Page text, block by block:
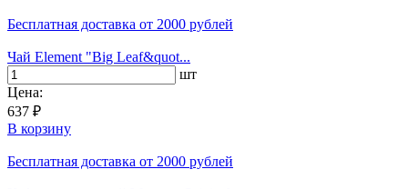
Бесплатная доставка от 2000 рублей
Чай Element "Big Leaf&quot...
шт
Цена:
637 ₽
В корзину
Бесплатная доставка от 2000 рублей